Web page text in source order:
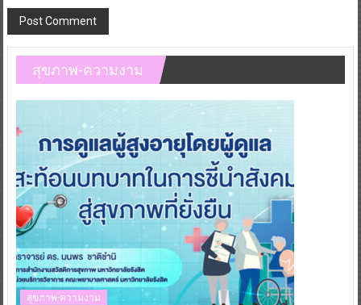
สุขภาพ-ความงาม
สุขภาพ-ความงาม